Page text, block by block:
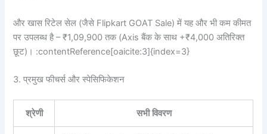
और खास रिटेल सेल (जैसे Flipkart GOAT Sale) में यह और भी कम कीमत
पर उपलब्ध है – ₹1,09,900 तक (Axis बैंक के साथ +₹4,000 अतिरिक्त
छूट)। :contentReference[oaicite:3]{index=3}
3. प्रमुख फीचर्स और स्पेसिफिकेशन
श्रेणी सभी विवरण